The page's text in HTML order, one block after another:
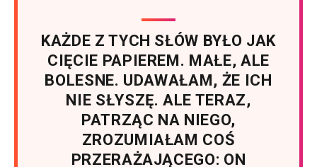
KAŻDE Z TYCH SŁÓW BYŁO JAK
CIĘCIE PAPIEREM. MAŁE, ALE
BOLESNE. UDAWAŁAM, ŻE ICH
NIE SŁYSZĘ. ALE TERAZ,
PATRZĄC NA NIEGO,
ZROZUMIAŁAM COŚ
PRZERAŻAJĄCEGO: ON